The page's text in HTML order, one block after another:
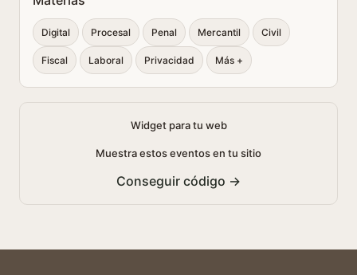
Digital Procesal Penal Mercantil Civil
Fiscal Laboral Privacidad Más +
Widget para tu web
Muestra estos eventos en tu sitio
Conseguir código →